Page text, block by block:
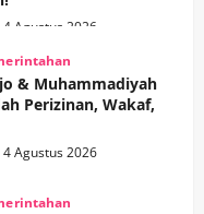
4 Agustus 2026
& Muhammadiyah
Perizinan, Wakaf,
4 Agustus 2026